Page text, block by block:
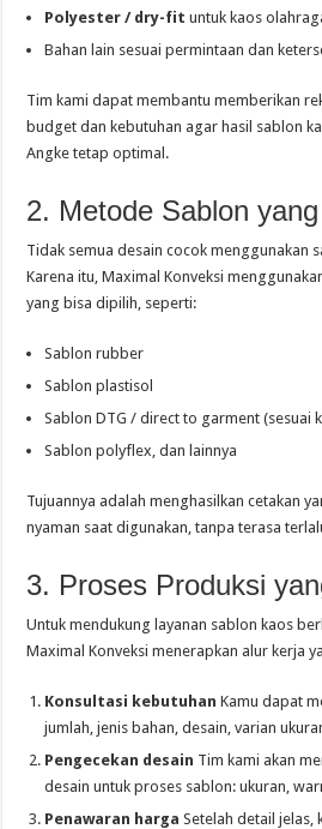
Polyester / dry-fit untuk kaos
Bahan lain sesuai permintaan dan
Tim kami dapat membantu memberikan
budget dan kebutuhan agar hasil sablon
Angke tetap optimal.
2. Metode Sablon
Tidak semua desain cocok menggunakan
Karena itu, Maximal Konveksi
yang bisa dipilih, seperti:
Sablon rubber
Sablon plastisol
Sablon DTG / direct to garment (sesuai
Sablon polyflex, dan lainnya
Tujuannya adalah menghasilkan cetakan
nyaman saat digunakan, tanpa terasa
3. Proses Produksi
Untuk mendukung layanan sablon kaos
Maximal Konveksi menerapkan alur kerja
Konsultasi kebutuhan Kamu dapat
jumlah, jenis bahan, desain, varian
Pengecekan desain Tim kami akan
desain untuk proses sablon: ukuran,
Penawaran harga Setelah detail jelas,